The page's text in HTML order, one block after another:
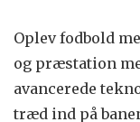
Oplev fodbold
og præstation
avancerede
træd ind på